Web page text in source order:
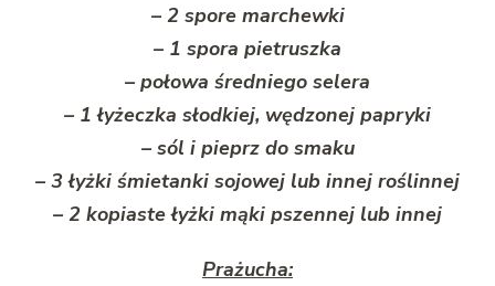
– 2 spore marchewki
– 1 spora pietruszka
– połowa średniego selera
– 1 łyżeczka słodkiej, wędzonej papryki
– sól i pieprz do smaku
– 3 łyżki śmietanki sojowej lub innej roślinnej
– 2 kopiaste łyżki mąki pszennej lub innej
Prażucha: